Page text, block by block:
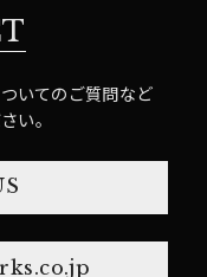
いてのご質問など
い。